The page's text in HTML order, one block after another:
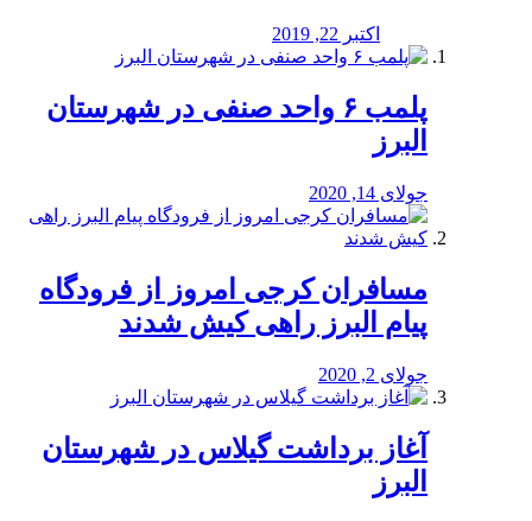
اکتبر 22, 2019
پلمب ۶ واحد صنفی در شهرستان
البرز
جولای 14, 2020
مسافران کرجی امروز از فرودگاه
پیام البرز راهی کیش شدند
جولای 2, 2020
آغاز برداشت گیلاس در شهرستان
البرز